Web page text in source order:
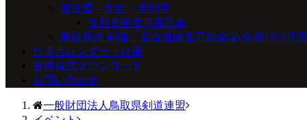
報告書・定款・規則等
令和８年度事業計画
鳥取県内 剣道・居合道練習可能会場(令和7年9月
行事カレンダー・結果
各種様式ダウンロード
お問い合わせ
一般財団法人鳥取県剣道連盟